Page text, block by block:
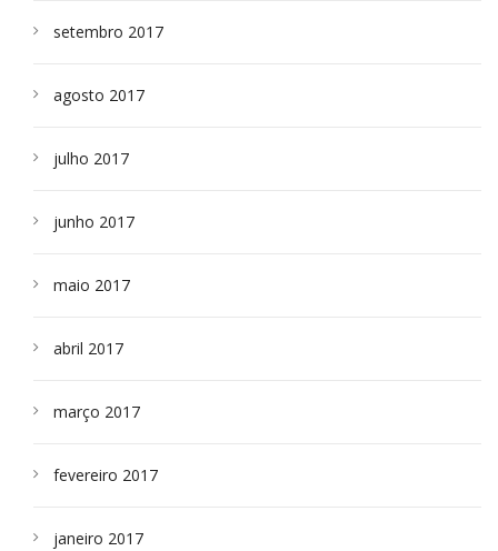
setembro 2017
agosto 2017
julho 2017
junho 2017
maio 2017
abril 2017
março 2017
fevereiro 2017
janeiro 2017